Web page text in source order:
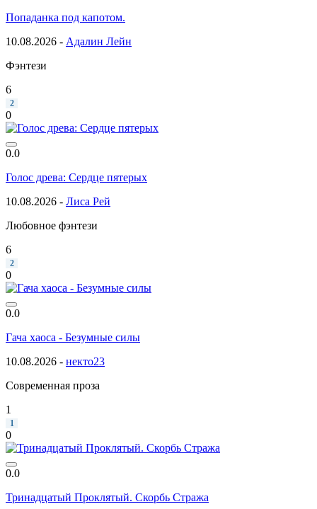
Попаданка под капотом.
10.08.2026 - Адалин Лейн
Фэнтези
6
2
0
0.0
Голос древа: Сердце пятерых
10.08.2026 - Лиса Рей
Любовное фэнтези
6
2
0
0.0
Гача хаоса - Безумные силы
10.08.2026 - некто23
Современная проза
1
1
0
0.0
Тринадцатый Проклятый. Скорбь Стража